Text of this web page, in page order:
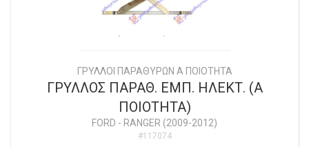
ΓΡΥΛΛΟΙ ΠΑΡΑΘΥΡΩΝ Α ΠΟΙΟΤΗΤΑ
ΓΡΥΛΛΟΣ ΠΑΡΑΘ. ΕΜΠ. ΗΛΕΚΤ. (Α
ΠΟΙΟΤΗΤΑ)
FORD - RANGER (2009-2012)
#117074